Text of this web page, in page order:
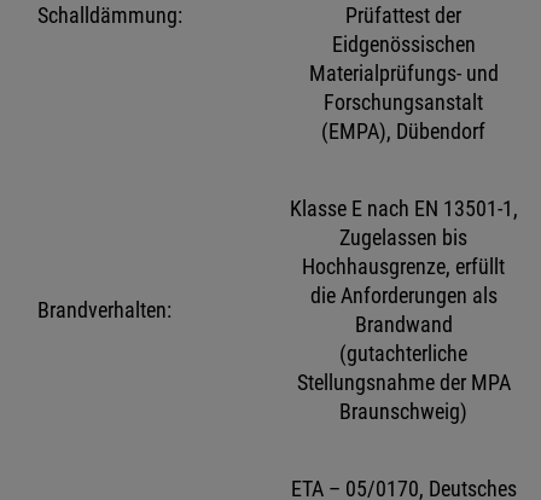
Schalldämmung:
Prüfattest der
Eidgenössischen
Materialprüfungs- und
Forschungsanstalt
(EMPA), Dübendorf
Brandverhalten:
Klasse E nach EN 13501-1,
Zugelassen bis
Hochhausgrenze, erfüllt
die Anforderungen als
Brandwand
(gutachterliche
Stellungsnahme der MPA
Braunschweig)
ETA – 05/0170, Deutsches